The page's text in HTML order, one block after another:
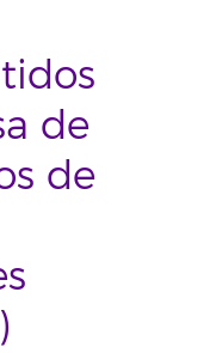
de
de